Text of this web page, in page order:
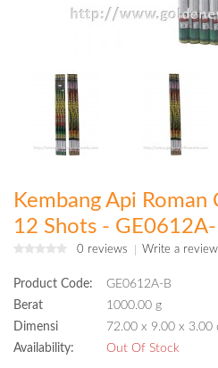
Kembang Api Roman
12 Shots -
0 reviews Write a review
Product Code:
GE0612A-B
Berat
1000.00 g
Dimensi
72.00 x 9.00 x 3.00
Availability:
Out Of Stock